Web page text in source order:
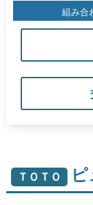
組み合
ＴＯＴＯ